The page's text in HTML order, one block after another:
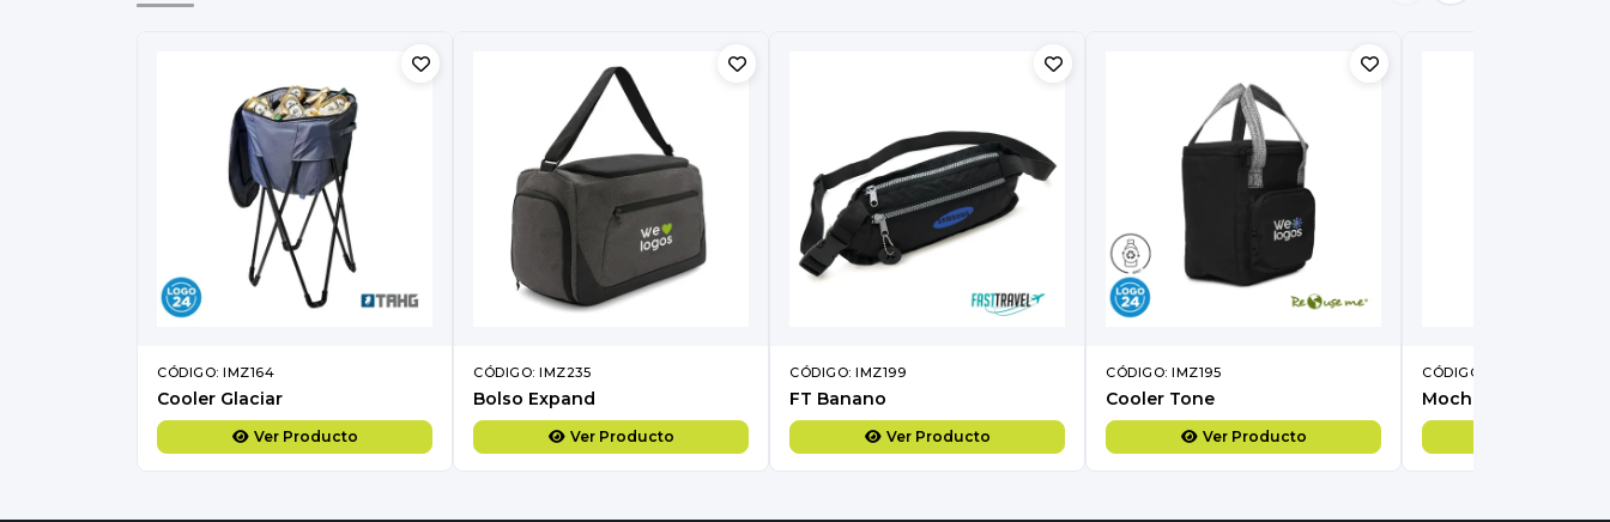
CÓDIGO: IMZ164
Cooler Glaciar
Ver Producto
CÓDIGO: IMZ235
Bolso Expand
Ver Producto
CÓDIGO: IMZ199
FT Banano
Ver Producto
CÓDIGO: IMZ195
Cooler Tone
Ver Producto
CÓDIGO: IMZ405
Mochila Sack